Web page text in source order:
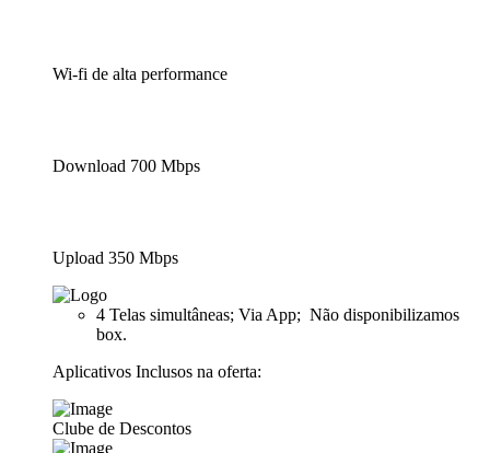
Wi-fi de alta performance
Download 700 Mbps
Upload 350 Mbps
4 Telas simultâneas; Via App; Não disponibilizamos
box.
Aplicativos Inclusos na oferta:
Clube de Descontos